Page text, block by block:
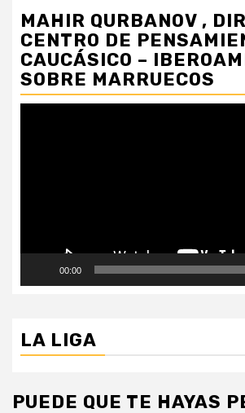
MAHIR QURBANOV ,
CENTRO DE
CAUCÁSICO –
SOBRE MARRUECOS
00:00
LA LIGA
PUEDE QUE TE HAYAS